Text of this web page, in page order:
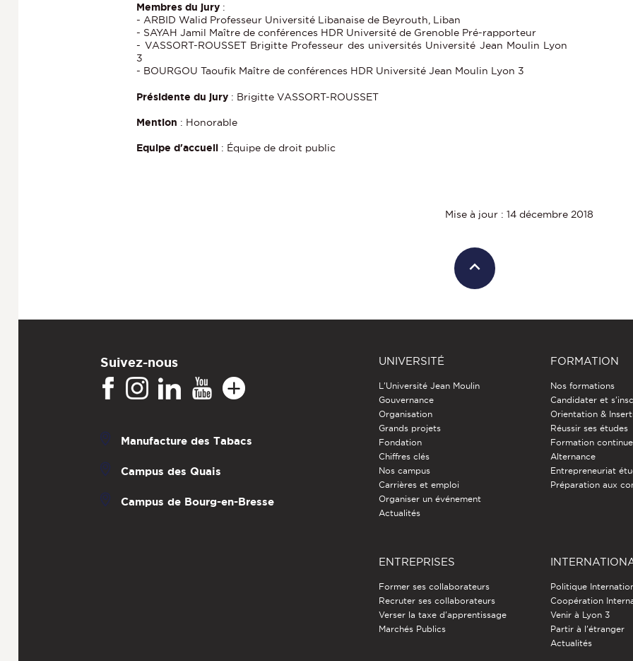
Membres du jury :
- ARBID Walid Professeur Université Libanaise de Beyrouth, Liban
- SAYAH Jamil Maître de conférences HDR Université de Grenoble Pré-rapporteur
- VASSORT-ROUSSET Brigitte Professeur des universités Université Jean Moulin Lyon
3
- BOURGOU Taoufik Maître de conférences HDR Université Jean Moulin Lyon 3
Présidente du jury : Brigitte VASSORT-ROUSSET
Mention : Honorable
Equipe d'accueil : Équipe de droit public
Mise à jour : 14 décembre 2018
Suivez-nous
Manufacture des Tabacs
Campus des Quais
Campus de Bourg-en-Bresse
UNIVERSITÉ
L'Université Jean Moulin
Gouvernance
Organisation
Grands projets
Fondation
Chiffres clés
Nos campus
Carrières et emploi
Organiser un événement
Actualités
FORMATION
Nos formations
Candidater et
Orientation &
Réussir ses études
Formation continue
Alternance
Entrepreneuriat
Préparation aux
ENTREPRISES
Former ses collaborateurs
Recruter ses collaborateurs
Verser la taxe d'apprentissage
Marchés Publics
Politique
Coopération
Venir à Lyon 3
Partir à l'étranger
Actualités